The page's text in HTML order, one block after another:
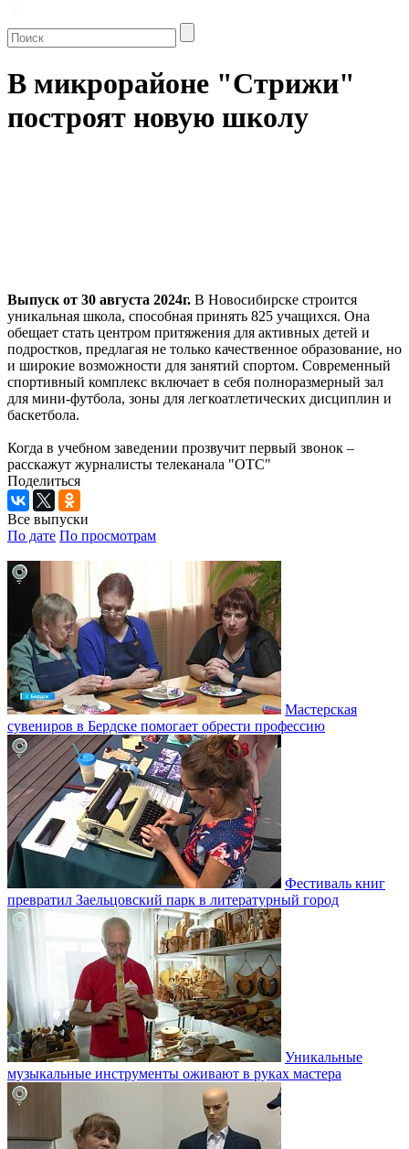
В микрорайоне "Стрижи"
построят новую школу
Выпуск от 30 августа 2024г. В Новосибирске строится
уникальная школа, способная принять 825 учащихся. Она
обещает стать центром притяжения для активных детей и
подростков, предлагая не только качественное образование, но
и широкие возможности для занятий спортом. Современный
спортивный комплекс включает в себя полноразмерный зал
для мини-футбола, зоны для легкоатлетических дисциплин и
баскетбола.
Когда в учебном заведении прозвучит первый звонок –
расскажут журналисты телеканала "ОТС"
Поделиться
Все выпуски
По дате По просмотрам
Мастерская
сувениров в Бердске помогает обрести профессию
Фестиваль книг
превратил Заельцовский парк в литературный город
Уникальные
музыкальные инструменты оживают в руках мастера